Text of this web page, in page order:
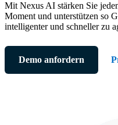
Mit Nexus AI stärken Sie
Moment und unterstützen so
intelligenter und schneller zu
Demo anfordern